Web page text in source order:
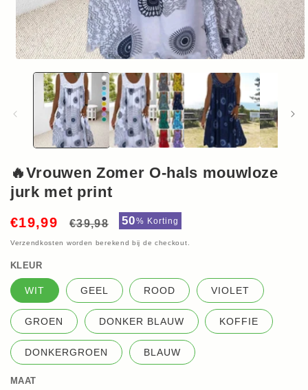
🔥Vrouwen Zomer O-hals mouwloze
jurk met print
€19,99
Normale
€39,98 Aanbiedingsprijs
50% Korting
Verzendkosten worden berekend bij de checkout.
KLEUR
WIT GEEL ROOD VIOLET
GROEN DONKER BLAUW KOFFIE
DONKERGROEN BLAUW
MAAT